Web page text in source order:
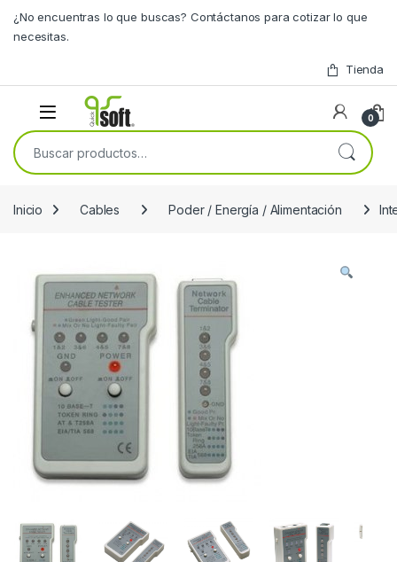
¿No encuentras lo que buscas? Contáctanos para cotizar lo que
necesitas.
Tienda
0
Buscar por:
Inicio Cables Poder / Energía / Alimentación